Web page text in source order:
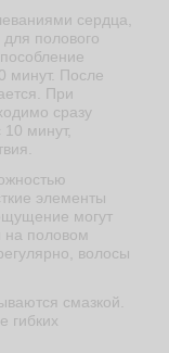
сердца,
для полового
минут. После
При
сразу
10 минут,
элементы
могут
на половом
волосы
смазкой.
гибких